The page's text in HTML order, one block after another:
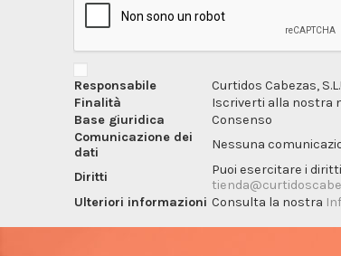
Responsabile
Curtidos Cabezas,
Finalità
Iscriverti alla nostra
Base giuridica
Consenso
Comunicazione dei
dati
Nessuna
Diritti
Puoi esercitare i
Ulteriori informazioni Consulta la nostra